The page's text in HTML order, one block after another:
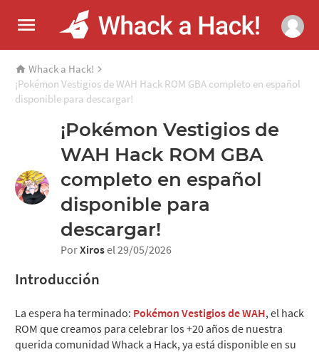
Whack a Hack!
¡Pokémon Vestigios de WAH Hack ROM GBA completo en español
disponible para descargar!
¡Pokémon Vestigios de
WAH Hack ROM GBA
completo en español
disponible para
descargar!
PorXirosel 29/05/2026
Introducción
La espera ha terminado: Pokémon Vestigios de WAH, el hack
ROM que creamos para celebrar los +20 años de nuestra
querida comunidad Whack a Hack, ya está disponible en su